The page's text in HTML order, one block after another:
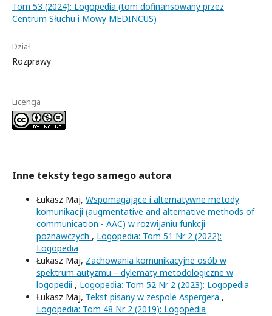
Tom 53 (2024): Logopedia (tom dofinansowany przez
Centrum Słuchu i Mowy MEDINCUS)
Dział
Rozprawy
Licencja
Inne teksty tego samego autora
Łukasz Maj, Wspomagające i alternatywne metody
komunikacji (augmentative and alternative methods of
communication - AAC) w rozwijaniu funkcji
poznawczych , Logopedia: Tom 51 Nr 2 (2022):
Logopedia
Łukasz Maj, Zachowania komunikacyjne osób w
spektrum autyzmu – dylematy metodologiczne w
logopedii , Logopedia: Tom 52 Nr 2 (2023): Logopedia
Łukasz Maj, Tekst pisany w zespole Aspergera ,
Logopedia: Tom 48 Nr 2 (2019): Logopedia